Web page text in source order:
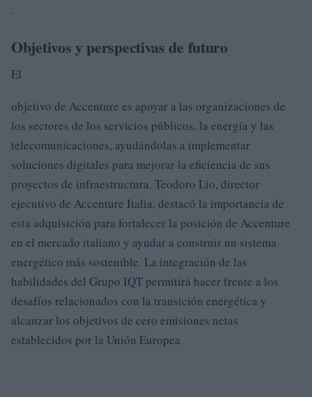
.
Objetivos y perspectivas de futuro
El
objetivo de Accenture es apoyar a las organizaciones de
los sectores de los servicios públicos, la energía y las
telecomunicaciones, ayudándolas a implementar
soluciones digitales para mejorar la eficiencia de sus
proyectos de infraestructura. Teodoro Lio, director
ejecutivo de Accenture Italia, destacó la importancia de
esta adquisición para fortalecer la posición de Accenture
en el mercado italiano y ayudar a construir un sistema
energético más sostenible. La integración de las
habilidades del Grupo IQT permitirá hacer frente a los
desafíos relacionados con la transición energética y
alcanzar los objetivos de cero emisiones netas
establecidos por la Unión Europea